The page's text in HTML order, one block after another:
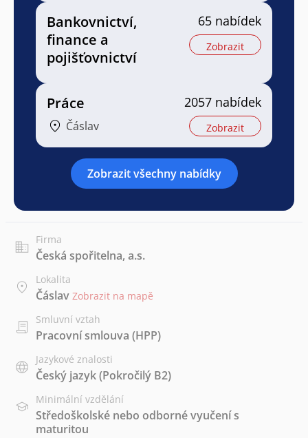
Bankovnictví,
finance a
pojišťovnictví
65 nabídek
Zobrazit
Práce
Čáslav
2057 nabídek
Zobrazit
Zobrazit všechny nabídky
Firma
Česká spořitelna, a.s.
Lokalita
Čáslav Zobrazit na mapě
Smluvní vztah
Pracovní smlouva (HPP)
Jazykové znalosti
Český jazyk(Pokročilý B2)
Minimální vzdělání
Středoškolské nebo odborné vyučení s
maturitou